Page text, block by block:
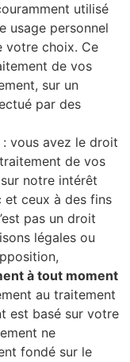
utilisé
usage personnel
votre choix. Ce
de vos
sur un
par des
: vous avez le droit
de vos
notre intérêt
et ceux à des fins
pas un droit
légales ou
à tout moment
au traitement
est basé sur votre
ne
fondé sur le